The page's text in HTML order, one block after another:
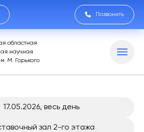
Позвонить
областная
научная
М. Горького
17.05.2026, весь день
зал 2-го этажа